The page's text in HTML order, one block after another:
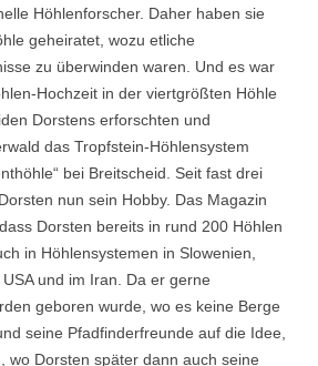
Höhlenforscher. Daher haben sie
geheiratet, wozu etliche
zu überwinden waren. Und es war
Hochzeit in der viertgrößten Höhle
Dorstens erforschten und
das Tropfstein-Höhlensystem
bei Breitscheid. Seit fast drei
nun sein Hobby. Das Magazin
Dorsten bereits in rund 200 Höhlen
in Höhlensystemen in Slowenien,
und im Iran. Da er gerne
geboren wurde, wo es keine Berge
seine Pfadfinderfreunde auf die Idee,
wo Dorsten später dann auch seine